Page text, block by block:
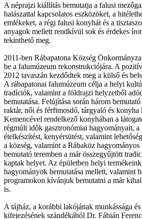
A néprajzi kiállítás bemutatja a falusi
halászattal kapcsolatos eszközöket, a
emlékeket, a régi falusi konyhát és a
anyagok mellett rendkívül sok és érdekes
tekinthető meg.
2011-ben Rábapatona Község
be a falumúzeum rekonstrukciójára. A
2012 tavaszán kezdődtek meg a külső és
A rábapatonai falumúzeum célja a helyi
tradíciók, valamint a földrajzi helyzetből
bemutatása. Felújítása során három
raktár, női és férfimosdó, tárgyaló és konyha
Kemencével rendelkező konyhában a
régmúlt idők gasztronómiai hagyományait, a
ételkészítést, kenyérsütést, valamint
a község, valamint a Rábaköz
bemutató teremben a már összegyűjtött
kaptak helyet. Az épületben helyi
hagyományok bemutatása mellett, valamint
programokon kívánjuk bemutatni a már
is.
A tájház, a korábbi lakójának munkássága
kifejezésének szándékából Dr. Fábián